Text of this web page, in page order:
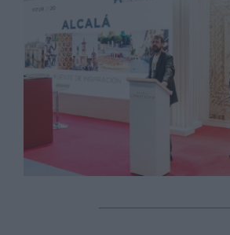
Información adicional
link